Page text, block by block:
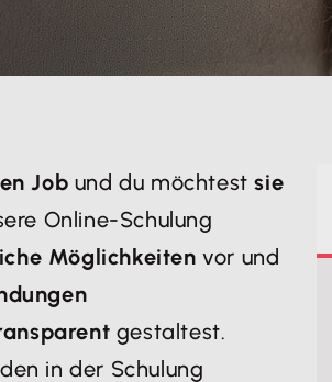
Job und du möchtestsie
Online-Schulung
Möglichkeiten vor und
gestaltest.
in der Schulung